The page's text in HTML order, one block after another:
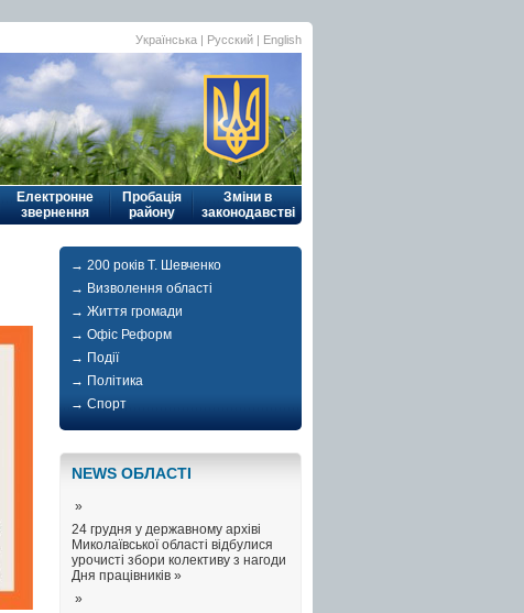
Українська | Русский | English
Електронне
звернення
Пробація
району
Зміни в
законодавстві
→ 200 років Т. Шевченко
→ Визволення області
→ Життя громади
→ Офіс Реформ
→ Події
→ Політика
→ Спорт
NEWS ОБЛАСТI
»
24 грудня у державному архіві
Миколаївської області відбулися
урочисті збори колективу з нагоди
Дня працівників »
»